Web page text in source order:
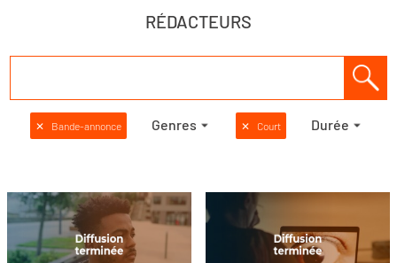
RÉDACTEURS
✕ Bande-annonce Genres ✕ Court Durée